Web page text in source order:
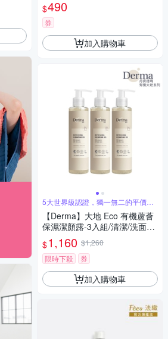
$490
券
加入購物車
5大世界級認證，獨一無二的平價純
素洗護品
【Derma】大地 Eco 有機蘆薈
保濕潔顏露-3入組/清潔/洗面乳/
無香味/純素/天然/無添加/甘油/
蘆薈/丹麥
$1,160 $1,260
限時下殺
券
加入購物車